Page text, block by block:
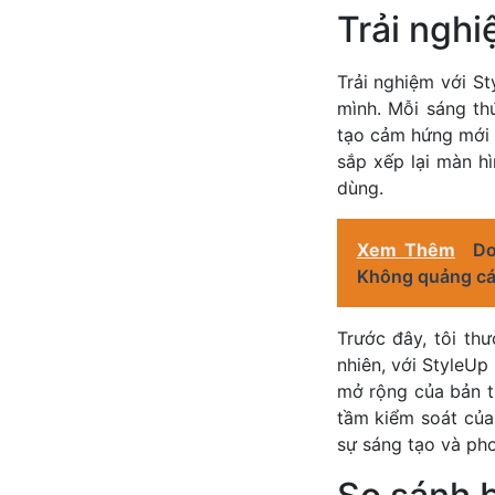
Trải
Trải nghiệm với
mình. Mỗi sáng
tạo cảm hứng
sắp xếp lại màn
dùng.
Xem Thêm
Không quảng
Trước đây, tôi
nhiên, với
mở rộng của bản
tầm kiểm soát
sự sáng tạo và